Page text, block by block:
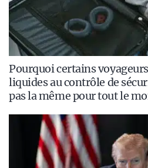
Pourquoi certains
liquides au contrôle de
pas la même pour tout le